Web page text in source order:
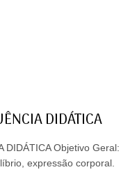
DIDÁTICA
DIDÁTICA Objetivo Geral:
expressão corporal.